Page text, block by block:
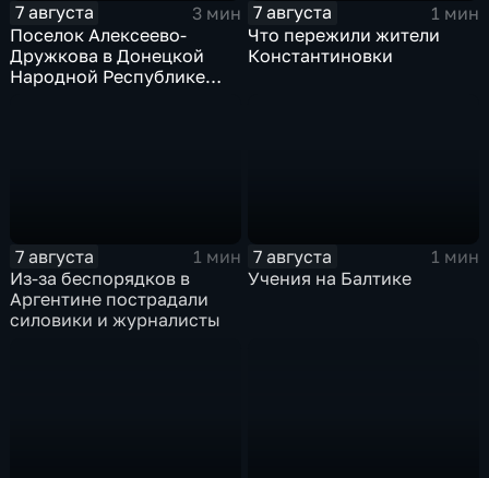
7 августа
3 мин
Поселок Алексеево-
Дружкова в Донецкой
Народной Республике
7 августа
1 мин
Что пережили жители
Константиновки
7 августа
1 мин
Из-за беспорядков в
Аргентине пострадали
силовики и журналисты
7 августа
1 мин
Учения на Балтике